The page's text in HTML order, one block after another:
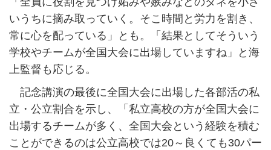
いうちに摘み取っていく。そこ時間と労力を割き、
常に心を配っている」とも。「結果としてそういう
学校やチームが全国大会に出場していますね」と海
上監督も応じる。
記念講演の最後に全国大会に出場した各部活の私
立・公立割合を示し、「私立高校の方が全国大会に
出場するチームが多く、全国大会という経験を積む
ことができるのは公立高校では20～良くても30パー